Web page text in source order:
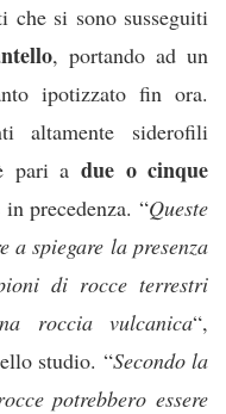
che si sono susseguiti
, portando ad un
ipotizzato fin ora.
altamente siderofili
è pari adue o cinque
precedenza. “Queste
a spiegare la presenza
di rocce terrestri
roccia vulcanica“,
studio. “Secondo la
potrebbero essere